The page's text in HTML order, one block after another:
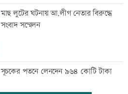
মাছ লুটের ঘটনায় আ.লীগ নেতার বিরুদ্ধে
সংবাদ সম্মেলন
সূচকের পতনে লেনদেন ৯৬৪ কোটি টাকা